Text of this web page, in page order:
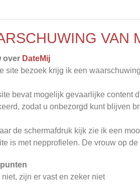
VAN
over DateMij
site bezoek krijg ik een
bevat mogelijk gevaarlijke content
zodat u onbezorgd kunt blijven
de schermafdruk kijk zie ik een
is met nepprofielen. De vrouw op
niet, zijn er vast en zeker niet